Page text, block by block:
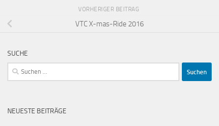
VORHERIGER BEITRAG
VTC X-mas-Ride 2016
SUCHE
Suchen
nach:
NEUESTE BEITRÄGE